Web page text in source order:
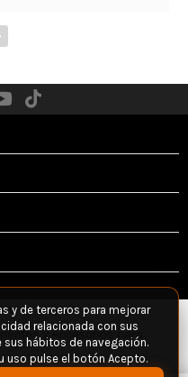
y Accesorios para
y de terceros para mejorar
relacionada con sus
hábitos de navegación.
uso pulse el botón Acepto.